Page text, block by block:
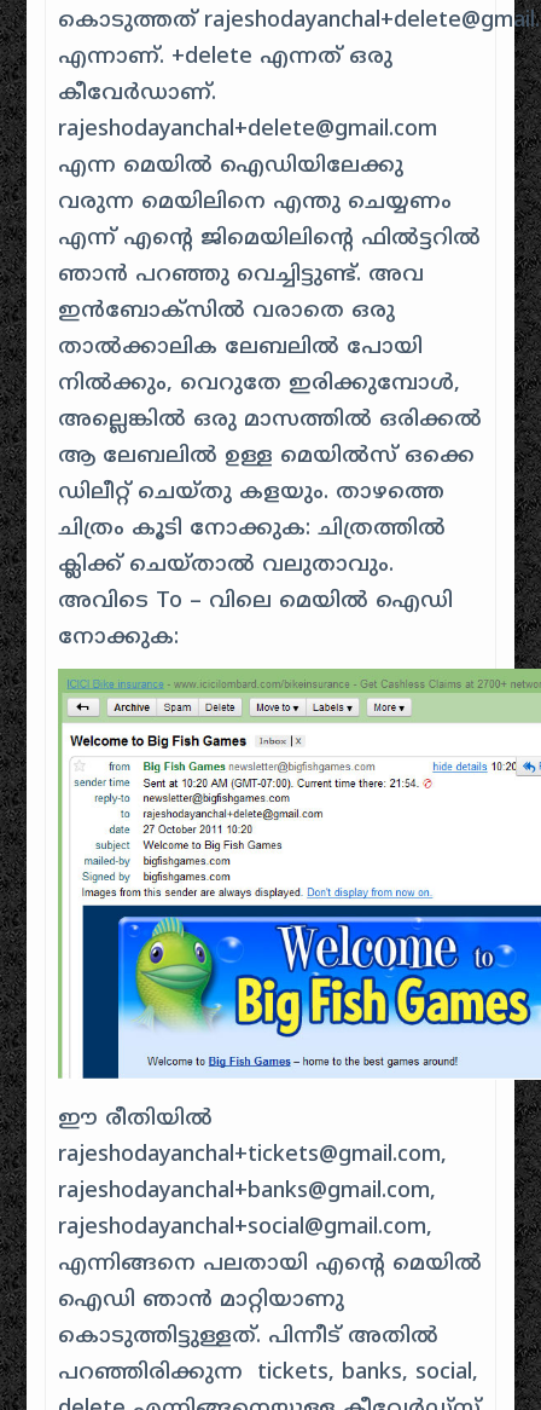
കൊടുത്തത്
എന്നാണ്. +delete എന്നത് ഒരു
കീവേർഡാണ്.
rajeshodayanchal+delete@gmail.com
എന്ന മെയിൽ ഐഡിയിലേക്കു
വരുന്ന മെയിലിനെ എന്തു ചെയ്യണം
എന്ന് എന്റെ ജിമെയിലിന്റെ ഫിൽട്ടറിൽ
ഞാൻ പറഞ്ഞു വെച്ചിട്ടുണ്ട്. അവ
ഇൻബോക്സിൽ വരാതെ ഒരു
താൽക്കാലിക ലേബലിൽ പോയി
നിൽക്കും, വെറുതേ ഇരിക്കുമ്പോൾ,
അല്ലെങ്കിൽ ഒരു മാസത്തിൽ ഒരിക്കൽ
ആ ലേബലിൽ ഉള്ള മെയിൽസ് ഒക്കെ
ഡിലീറ്റ് ചെയ്തു കളയും. താഴത്തെ
ചിത്രം കൂടി നോക്കുക: ചിത്രത്തിൽ
ക്ലിക്ക് ചെയ്താൽ വലുതാവും.
അവിടെ To – വിലെ മെയിൽ ഐഡി
നോക്കുക:
ഈ രീതിയിൽ
rajeshodayanchal+tickets@gmail.com,
rajeshodayanchal+banks@gmail.com,
rajeshodayanchal+social@gmail.com,
എന്നിങ്ങനെ പലതായി എന്റെ മെയിൽ
ഐഡി ഞാൻ മാറ്റിയാണു
കൊടുത്തിട്ടുള്ളത്. പിന്നീട് അതിൽ
പറഞ്ഞിരിക്കുന്ന tickets, banks, social,